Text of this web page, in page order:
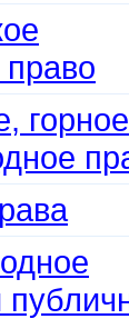
право